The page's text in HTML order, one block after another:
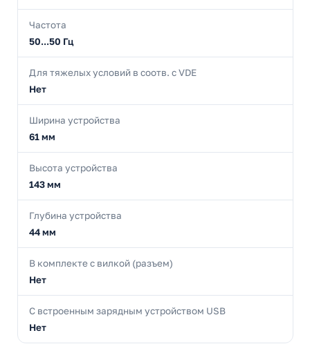
Частота
50...50 Гц
Для тяжелых условий в соотв. с VDE
Нет
Ширина устройства
61 мм
Высота устройства
143 мм
Глубина устройства
44 мм
В комплекте с вилкой (разъем)
Нет
С встроенным зарядным устройством USB
Нет